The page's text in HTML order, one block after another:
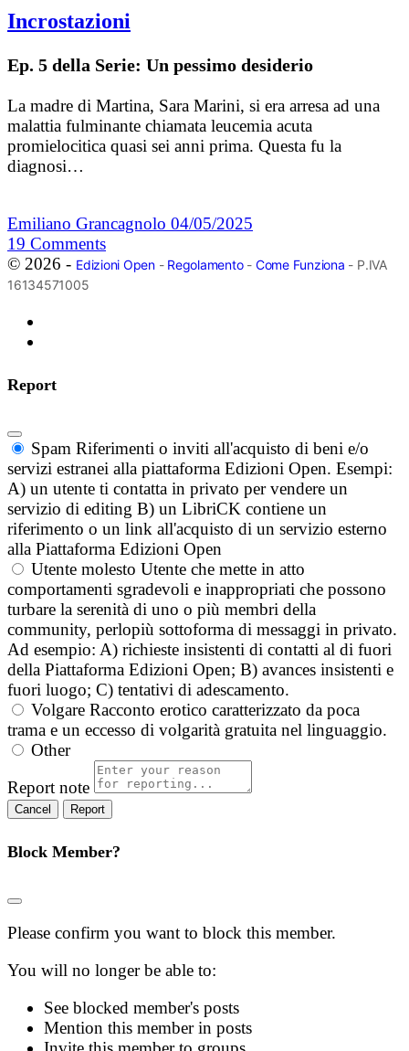
Incrostazioni
Ep. 5 della Serie: Un pessimo desiderio
La madre di Martina, Sara Marini, si era arresa ad una
malattia fulminante chiamata leucemia acuta
promielocitica quasi sei anni prima. Questa fu la
diagnosi…
Emiliano Grancagnolo 04/05/2025
19 Comments
© 2026 - Edizioni Open- Regolamento- Come Funziona - P.IVA
16134571005
Report
Spam Riferimenti o inviti all'acquisto di beni e/o
servizi estranei alla piattaforma Edizioni Open. Esempi:
A) un utente ti contatta in privato per vendere un
servizio di editing B) un LibriCK contiene un
riferimento o un link all'acquisto di un servizio esterno
alla Piattaforma Edizioni Open
Utente molesto Utente che mette in atto
comportamenti sgradevoli e inappropriati che possono
turbare la serenità di uno o più membri della
community, perlopiù sottoforma di messaggi in privato.
Ad esempio: A) richieste insistenti di contatti al di fuori
della Piattaforma Edizioni Open; B) avances insistenti e
fuori luogo; C) tentativi di adescamento.
Volgare Racconto erotico caratterizzato da poca
trama e un eccesso di volgarità gratuita nel linguaggio.
Other
Report note
Report
Block Member?
Please confirm you want to block this member.
You will no longer be able to:
See blocked member's posts
Mention this member in posts